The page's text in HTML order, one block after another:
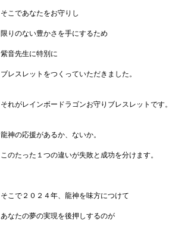
そこであなたをお守りし
限りのない豊かさを手にするため
紫音先生に特別に
ブレスレットをつくっていただきました。
それがレインボードラゴンお守りブレスレットです。
龍神の応援があるか、ないか。
このたった１つの違いが失敗と成功を分けます。
そこで２０２４年、龍神を味方につけて
あなたの夢の実現を後押しするのが